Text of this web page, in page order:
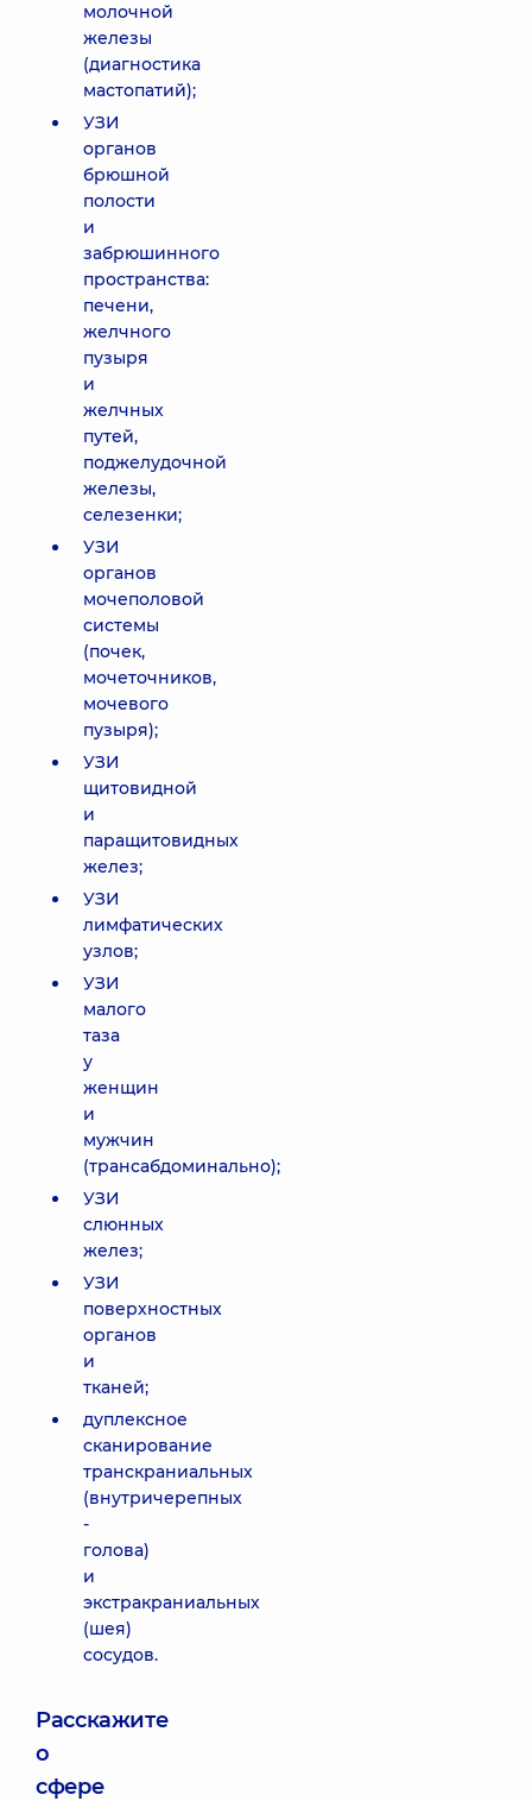
молочной
железы
(диагностика
мастопатий);
УЗИ
органов
брюшной
полости
и
забрюшинного
пространства:
печени,
желчного
пузыря
и
желчных
путей,
поджелудочной
железы,
селезенки;
УЗИ
органов
мочеполовой
системы
(почек,
мочеточников,
мочевого
пузыря);
УЗИ
щитовидной
и
паращитовидных
желез;
УЗИ
лимфатических
узлов;
УЗИ
малого
таза
у
женщин
и
мужчин
(трансабдоминально);
УЗИ
слюнных
желез;
УЗИ
поверхностных
органов
и
тканей;
дуплексное
сканирование
транскраниальных
(внутричерепных
-
голова)
и
экстракраниальных
(шея)
сосудов.
Расскажите
о
сфере